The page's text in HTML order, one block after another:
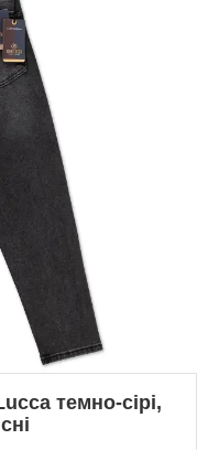
темно-сірі,